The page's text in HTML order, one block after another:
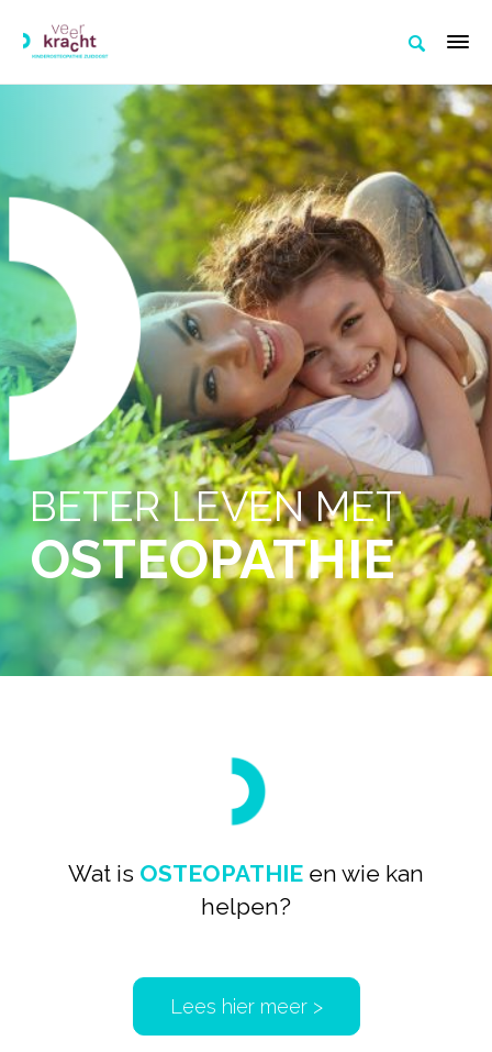
BETER LEVEN MET
OSTEOPATHIE
Wat is OSTEOPATHIE en wie kan
helpen?
Lees hier meer >